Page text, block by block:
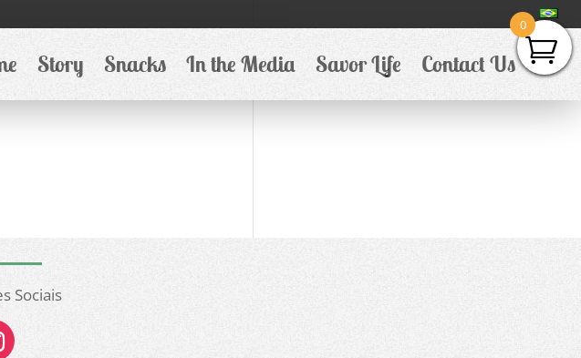
Story Snacks In the Media Savor Life Contact Us
Sociais
0